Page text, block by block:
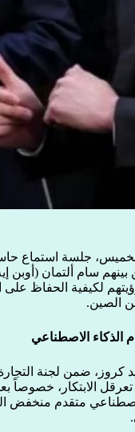
جلسة استماع
بينهم سام ألتمان
لكيفية الحفاظ على
الصين.
الذكاء الاصطناعي
كروز، ضمن لجنة
تعرقل الابتكار،
متقدم منخفض